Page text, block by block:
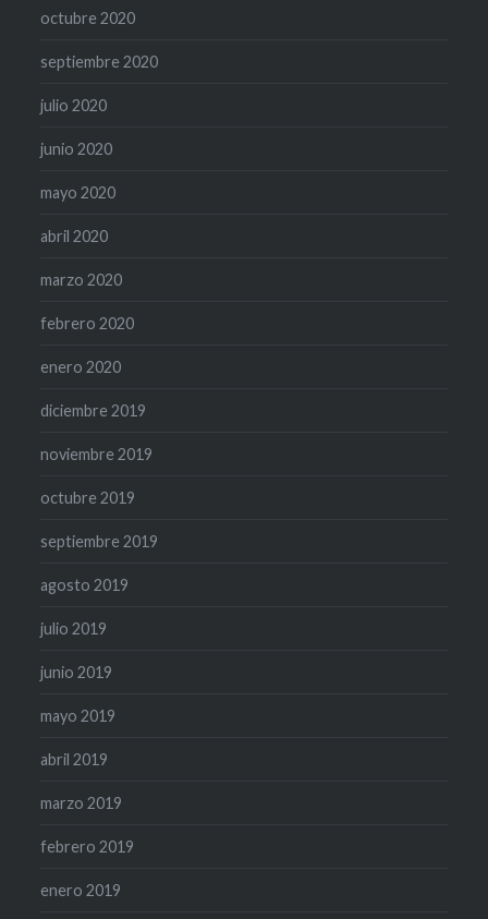
octubre 2020
septiembre 2020
julio 2020
junio 2020
mayo 2020
abril 2020
marzo 2020
febrero 2020
enero 2020
diciembre 2019
noviembre 2019
octubre 2019
septiembre 2019
agosto 2019
julio 2019
junio 2019
mayo 2019
abril 2019
marzo 2019
febrero 2019
enero 2019